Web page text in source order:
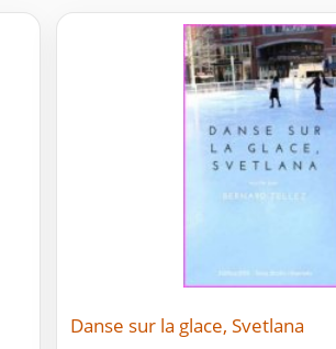
Danse sur la glace, Svetlana